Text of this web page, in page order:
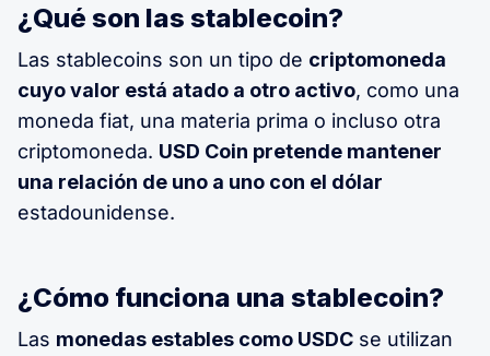
¿Qué son las stablecoin?
Las stablecoins son un tipo de criptomoneda
cuyo valor está atado a otro activo, como una
moneda fiat, una materia prima o incluso otra
criptomoneda. USD Coin pretende mantener
una relación de uno a uno con el dólar
estadounidense.
¿Cómo funciona una stablecoin?
Las monedas estables como USDC se utilizan